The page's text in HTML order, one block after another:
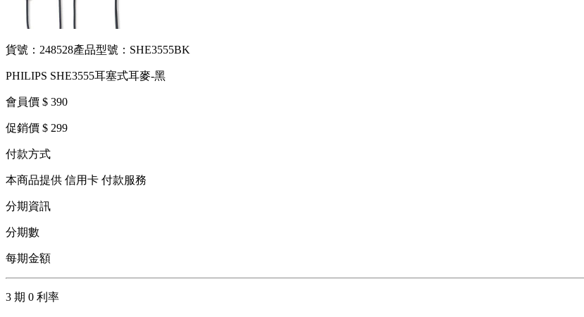
貨號：248528產品型號：SHE3555BK
PHILIPS SHE3555耳塞式耳麥-黑
會員價 $ 390
促銷價 $ 299
付款方式
本商品提供 信用卡 付款服務
分期資訊
分期數
每期金額
3 期 0 利率